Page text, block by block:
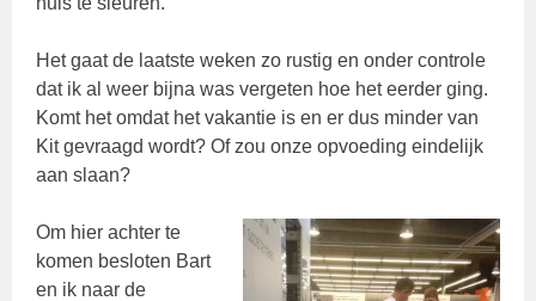
Het gaat de laatste weken zo rustig en onder controle
dat ik al weer bijna was vergeten hoe het eerder ging.
Komt het omdat het vakantie is en er dus minder van
Kit gevraagd wordt? Of zou onze opvoeding eindelijk
aan slaan?
Om hier achter te
komen besloten Bart
en ik naar de